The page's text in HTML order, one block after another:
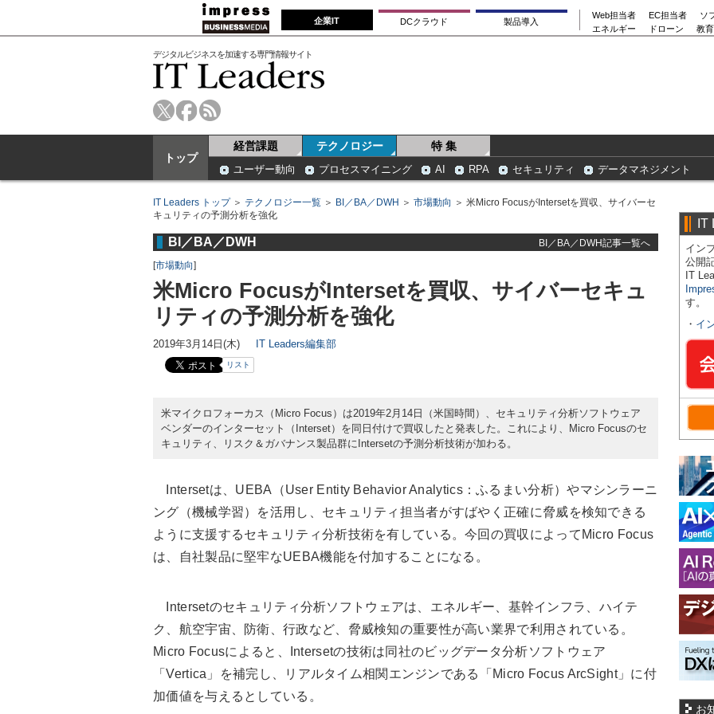
企業IT DCクラウド 製品導入
Web担当者 EC担当者
ソ
エネルギー
ドローン 教
デジタルビジネスを加速する専門情報サイト
トップ
経営課題 テクノロジー 特 集
ユーザー動向 プロセスマイニング AI RPA セキュリティ データマネジメント
IT Leaders トップ＞ テクノロジー一覧 ＞ BI／BA／DWH ＞ 市場動向 ＞ 米Micro FocusがIntersetを買収、サイバーセ
キュリティの予測分析を強化
BI／BA／DWH
BI／BA／DWH記事一覧へ
[市場動向]
米Micro FocusがIntersetを買収、サイバーセキュ
リティの予測分析を強化
2019年3月14日(木) IT Leaders編集部
リスト
米マイクロフォーカス（Micro Focus）は2019年2月14日（米国時間）、セキュリティ分析ソフトウェア
ベンダーのインターセット（Interset）を同日付けで買収したと発表した。これにより、Micro Focusのセ
キュリティ、リスク＆ガバナンス製品群にIntersetの予測分析技術が加わる。
Intersetは、UEBA（User Entity Behavior Analytics：ふるまい分析）やマシンラーニ
ング（機械学習）を活用し、セキュリティ担当者がすばやく正確に脅威を検知できる
ように支援するセキュリティ分析技術を有している。今回の買収によってMicro Focus
は、自社製品に堅牢なUEBA機能を付加することになる。
Intersetのセキュリティ分析ソフトウェアは、エネルギー、基幹インフラ、ハイテ
ク、航空宇宙、防衛、行政など、脅威検知の重要性が高い業界で利用されている。
Micro Focusによると、Intersetの技術は同社のビッグデータ分析ソフトウェア
「Vertica」を補完し、リアルタイム相関エンジンである「Micro Focus ArcSight」に付
加価値を与えるとしている。
IT
イン
公開
IT
す。
・ イ
お